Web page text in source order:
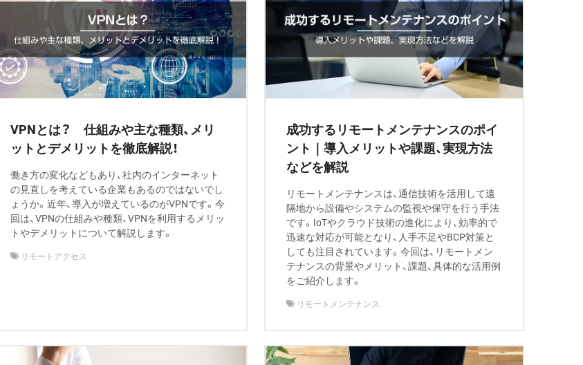
VPNとは？ 仕組みや主な種類、メリ
ットとデメリットを徹底解説！
働き方の変化などもあり、社内のインターネット
の見直しを考えている企業もあるのではないでし
ょうか。近年、導入が増えているのがVPNです。今
回は、VPNの仕組みや種類、VPNを利用するメリッ
トやデメリットについて解説します。
リモートアクセス
成功するリモートメンテナンスのポイ
ント｜導入メリットや課題、実現方法
などを解説
リモートメンテナンスは、通信技術を活用して遠
隔地から設備やシステムの監視や保守を行う手法
です。IoTやクラウド技術の進化により、効率的で
迅速な対応が可能となり、人手不足やBCP対策と
しても注目されています。今回は、リモートメン
テナンスの背景やメリット、課題、具体的な活用例
をご紹介します。
リモートメンテナンス